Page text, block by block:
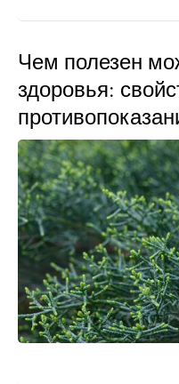
Чем полезен
здоровья: